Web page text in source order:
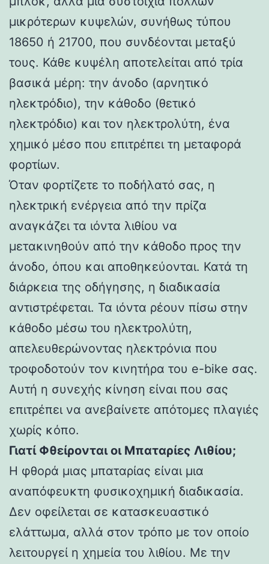
μικρότερων κυψελών, συνήθως τύπου
18650 ή 21700, που συνδέονται μεταξύ
τους. Κάθε κυψέλη αποτελείται από τρία
βασικά μέρη: την άνοδο (αρνητικό
ηλεκτρόδιο), την κάθοδο (θετικό
ηλεκτρόδιο) και τον ηλεκτρολύτη, ένα
χημικό μέσο που επιτρέπει τη μεταφορά
φορτίων.
Όταν φορτίζετε το ποδήλατό σας, η
ηλεκτρική ενέργεια από την πρίζα
αναγκάζει τα ιόντα λιθίου να
μετακινηθούν από την κάθοδο προς την
άνοδο, όπου και αποθηκεύονται. Κατά τη
διάρκεια της οδήγησης, η διαδικασία
αντιστρέφεται. Τα ιόντα ρέουν πίσω στην
κάθοδο μέσω του ηλεκτρολύτη,
απελευθερώνοντας ηλεκτρόνια που
τροφοδοτούν τον κινητήρα του e-bike σας.
Αυτή η συνεχής κίνηση είναι που σας
επιτρέπει να ανεβαίνετε απότομες πλαγιές
χωρίς κόπο.
Γιατί Φθείρονται οι Μπαταρίες Λιθίου;
Η φθορά μιας μπαταρίας είναι μια
αναπόφευκτη φυσικοχημική διαδικασία.
Δεν οφείλεται σε κατασκευαστικό
ελάττωμα, αλλά στον τρόπο με τον οποίο
λειτουργεί η χημεία του λιθίου. Με την